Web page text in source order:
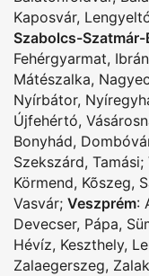
Kaposvár,
Szabolcs-Szatmár-
Fehérgyarmat,
Mátészalka,
Nyírbátor,
Újfehértó,
Bonyhád,
Szekszárd, Tamási;
Körmend, Kõszeg,
Vasvár; Veszprém:
Devecser, Pápa,
Hévíz, Keszthely,
Zalaegerszeg,